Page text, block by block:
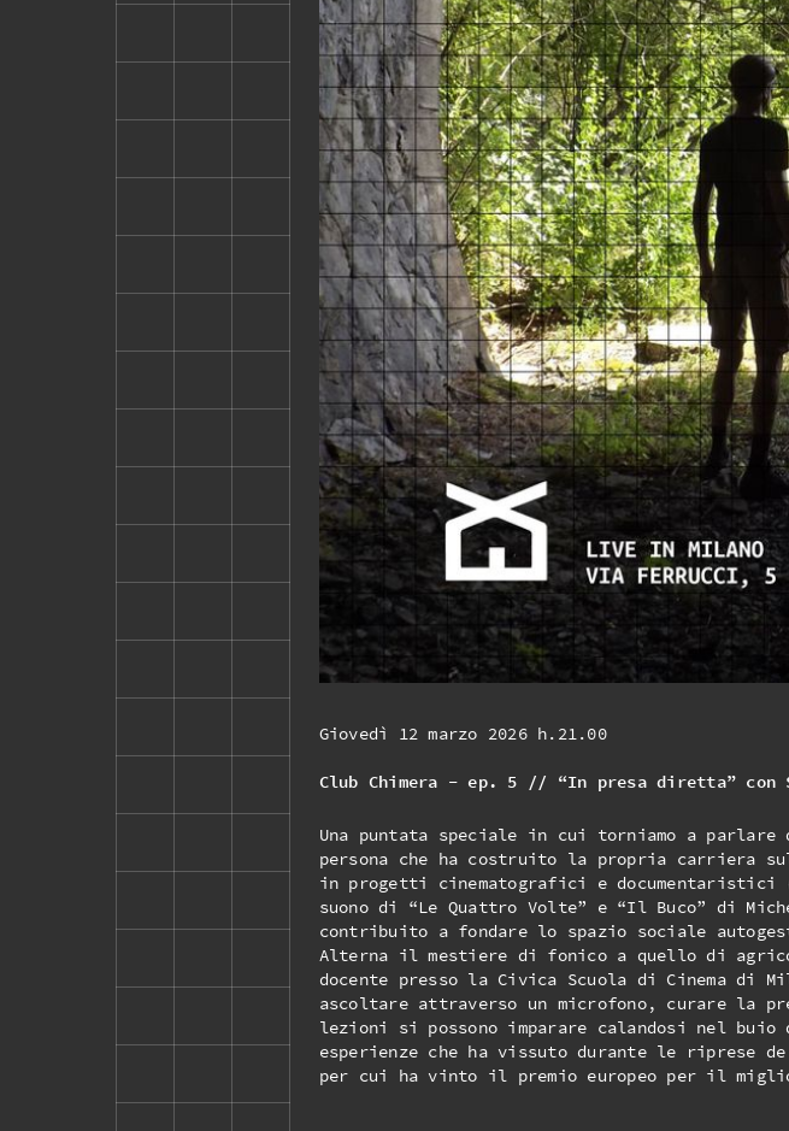
Giovedì 12 marzo 2026 h.21.00
Club Chimera - ep. 5 // “In presa diretta” con
Una puntata speciale in cui torniamo a parlare
persona che ha costruito la propria carriera
in progetti cinematografici e
suono di “Le Quattro Volte” e “Il Buco” di
contribuito a fondare lo spazio sociale
Alterna il mestiere di fonico a quello di
docente presso la Civica Scuola di Cinema di
ascoltare attraverso un microfono, curare
lezioni si possono imparare calandosi nel
esperienze che ha vissuto durante le riprese
per cui ha vinto il premio europeo per il